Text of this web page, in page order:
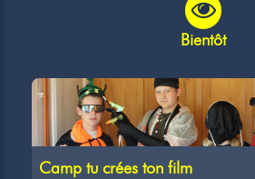
Bientôt
Camp tu crées ton film